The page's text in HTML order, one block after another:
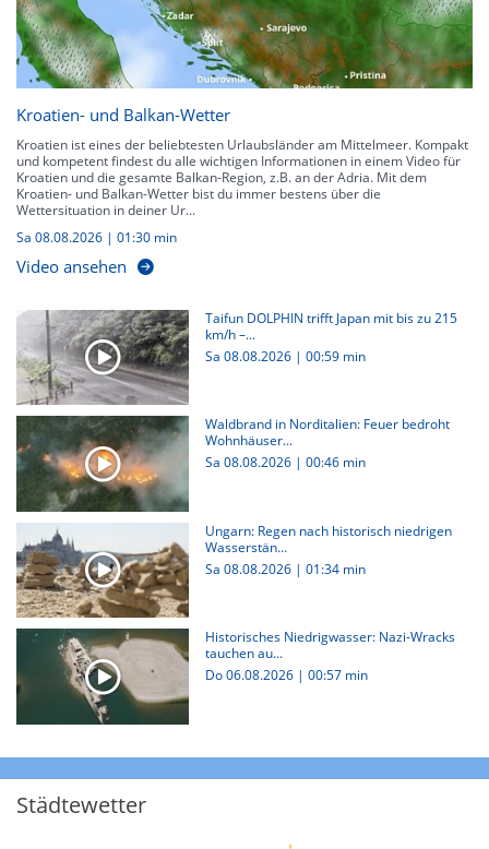
Kroatien- und Balkan-Wetter
Kroatien ist eines der beliebtesten Urlaubsländer am Mittelmeer. Kompakt
und kompetent findest du alle wichtigen Informationen in einem Video für
Kroatien und die gesamte Balkan-Region, z.B. an der Adria. Mit dem
Kroatien- und Balkan-Wetter bist du immer bestens über die
Wettersituation in deiner Ur...
Sa 08.08.2026 | 01:30 min
Video ansehen
Taifun DOLPHIN trifft Japan mit bis zu 215
km/h –...
Sa 08.08.2026 |00:59 min
Waldbrand in Norditalien: Feuer bedroht
Wohnhäuser...
Sa 08.08.2026 |00:46 min
Ungarn: Regen nach historisch niedrigen
Wasserstän...
Sa 08.08.2026 |01:34 min
Historisches Niedrigwasser: Nazi-Wracks
tauchen au...
Do 06.08.2026 |00:57 min
Städtewetter